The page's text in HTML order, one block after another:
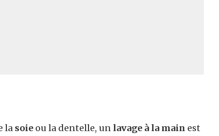
la soie ou la dentelle, un lavage à la main est